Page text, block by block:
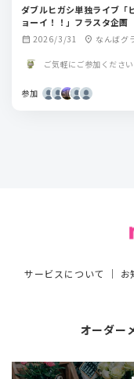
ダブルヒガシ単独ライブ「
ョーイ！！」フラスタ企画
calendar_month 2026/3/31 location_on なんばグ
ご気軽にご参加ください
参加
サービスについて ｜ お
オーダー